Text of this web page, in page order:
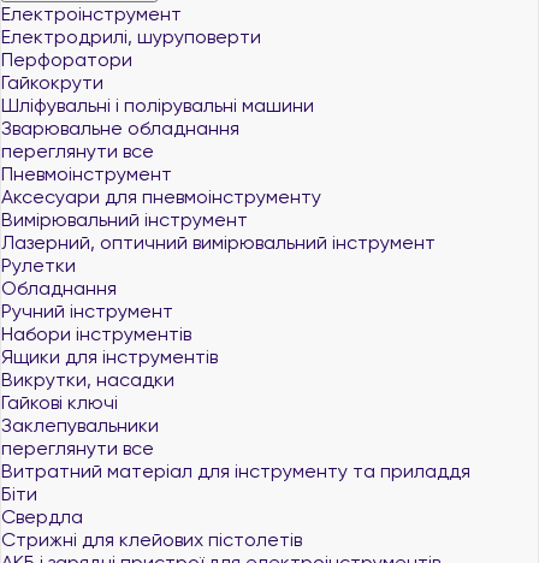
Електроінструмент
Електродрилі, шуруповерти
Перфоратори
Гайкокрути
Шліфувальні і полірувальні машини
Зварювальне обладнання
переглянути все
Пневмоінструмент
Аксесуари для пневмоінструменту
Вимірювальний інструмент
Лазерний, оптичний вимірювальний інструмент
Рулетки
Обладнання
Ручний інструмент
Набори інструментів
Ящики для інструментів
Викрутки, насадки
Гайкові ключі
Заклепувальники
переглянути все
Витратний матеріал для інструменту та приладдя
Біти
Свердла
Стрижні для клейових пістолетів